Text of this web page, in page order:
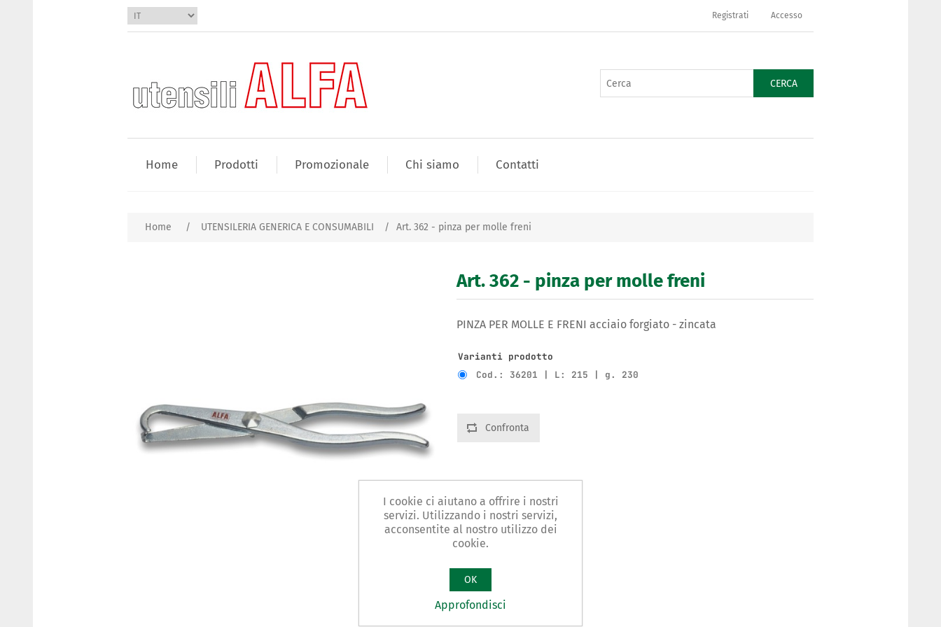
Registrati Accesso
CERCA
Home Prodotti Promozionale Chi siamo Contatti
Home / UTENSILERIA GENERICA E CONSUMABILI / Art. 362 - pinza per molle freni
Art. 362 - pinza per molle freni
PINZA PER MOLLE E FRENI acciaio forgiato - zincata
Varianti prodotto
Cod.: 36201 | L: 215 | g. 230
Confronta
I cookie ci aiutano a offrire i nostri
servizi. Utilizzando i nostri servizi,
acconsentite al nostro utilizzo dei
cookie.
OK
Approfondisci